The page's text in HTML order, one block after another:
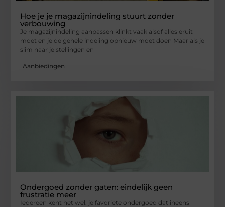
Hoe je je magazijnindeling stuurt zonder
verbouwing
Je magazijnindeling aanpassen klinkt vaak alsof alles eruit
moet en je de gehele indeling opnieuw moet doen Maar als je
slim naar je stellingen en
Aanbiedingen
Ondergoed zonder gaten: eindelijk geen
frustratie meer
Iedereen kent het wel: je favoriete ondergoed dat ineens